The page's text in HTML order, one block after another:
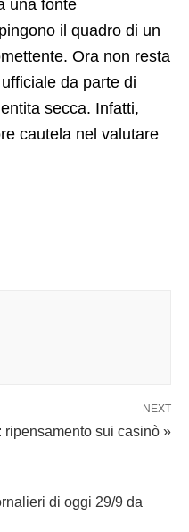
una fonte
il quadro di un
Ora non resta
da parte di
secca. Infatti,
cautela nel valutare
NEXT
sui casinò »
di oggi 29/9 da